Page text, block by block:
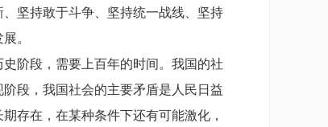
坚持敢于斗争、坚持统一战线、坚持
。
阶段，需要上百年的时间。我国的社
段，我国社会的主要矛盾是人民日益
存在，在某种条件下还有可能激化，